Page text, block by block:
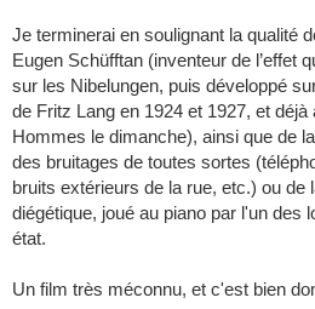
Je terminerai en soulignant la qualité
Eugen Schüfftan (inventeur de l’effet
sur les Nibelungen, puis développé
de Fritz Lang en 1924 et 1927, et
Hommes le dimanche), ainsi que de
des bruitages de toutes sortes
bruits extérieurs de la rue, etc.) ou de
diégétique, joué au piano par l'un des
état.
Un film très méconnu, et c'est bien